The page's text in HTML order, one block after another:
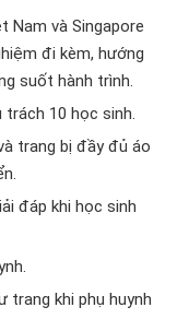
Nam và Singapore
đi kèm, hướng
suốt hành trình.
trách 10 học sinh.
trang bị đầy đủ áo
đáp khi học sinh
trang khi phụ huynh